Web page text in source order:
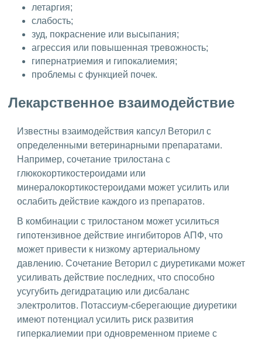
летаргия;
слабость;
зуд, покраснение или высыпания;
агрессия или повышенная тревожность;
гипернатриемия и гипокалиемия;
проблемы с функцией почек.
Лекарственное взаимодействие
Известны взаимодействия капсул Веторил с
определенными ветеринарными препаратами.
Например, сочетание трилостана с
глюкокортикостероидами или
минералокортикостероидами может усилить или
ослабить действие каждого из препаратов.
В комбинации с трилостаном может усилиться
гипотензивное действие ингибиторов АПФ, что
может привести к низкому артериальному
давлению. Сочетание Веторил с диуретиками может
усиливать действие последних, что способно
усугубить дегидратацию или дисбаланс
электролитов. Потассиум-сберегающие диуретики
имеют потенциал усилить риск развития
гиперкалиемии при одновременном приеме с